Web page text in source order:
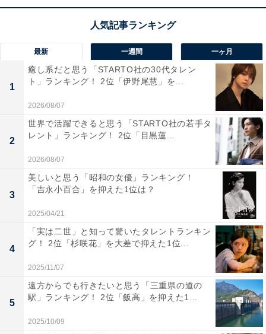
「お魚がおいしそうで食文化に恵まれていそうだか
ら」（50代女性／埼玉県）
「氷見のブリが美味しいので、老後に住んで堪能し
たい」（30代女性／石川県）
最新 一週間 一ヶ月
1
癒し系だと思う「STARTO社の30代タレン
ト」ランキング！ 2位「伊野尾慧」を...
2026/08/07
2
世界で活躍できると思う「STARTO社の若手タ
レント」ランキング！ 2位「目黒蓮...
2026/08/07
3
美しいと思う「昭和の女優」ランキング！
「吉永小百合」を抑えた1位は？
2025/04/21
4
「実は二世」と知って驚いたタレントランキン
グ！ 2位「杉咲花」を大差で抑えた1位...
2025/11/07
5
遠方からでも行きたいと思う「三重県の道の
駅」ランキング！ 2位「飯高」を抑えた1...
2025/10/09